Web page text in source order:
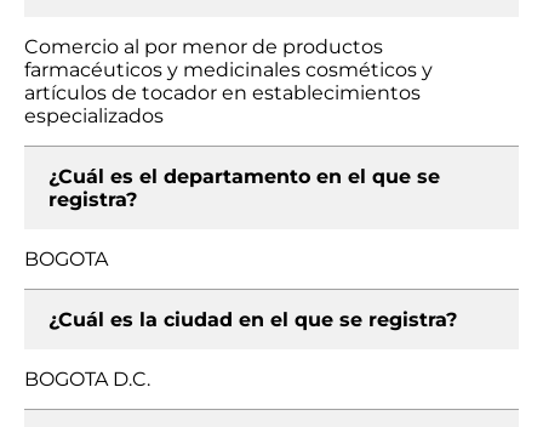
Comercio al por menor de productos
farmacéuticos y medicinales cosméticos y
artículos de tocador en establecimientos
especializados
¿Cuál es el departamento en el que se
registra?
BOGOTA
¿Cuál es la ciudad en el que se registra?
BOGOTA D.C.